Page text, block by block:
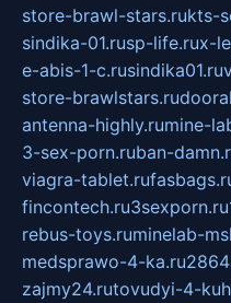
store-brawl-stars.rukts-
sindika-01.rusp-life.rux-
e-abis-1-c.rusindika01.ru
store-brawlstars.ru
antenna-highly.rumine-
3-sex-porn.ruban-
viagra-tablet.ru
fincontech.ru3sexporn.ru
rebus-toys.ruminelab-
medsprawo-4-ka.ru
zajmy24.rutovudyi-4-